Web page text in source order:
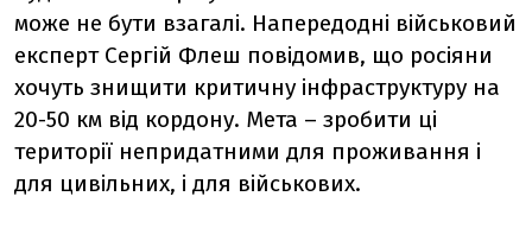
може не бути взагалі. Напередодні військовий
експерт Сергій Флеш повідомив, що росіяни
хочуть знищити критичну інфраструктуру на
20-50 км від кордону. Мета – зробити ці
території непридатними для проживання і
для цивільних, і для військових.